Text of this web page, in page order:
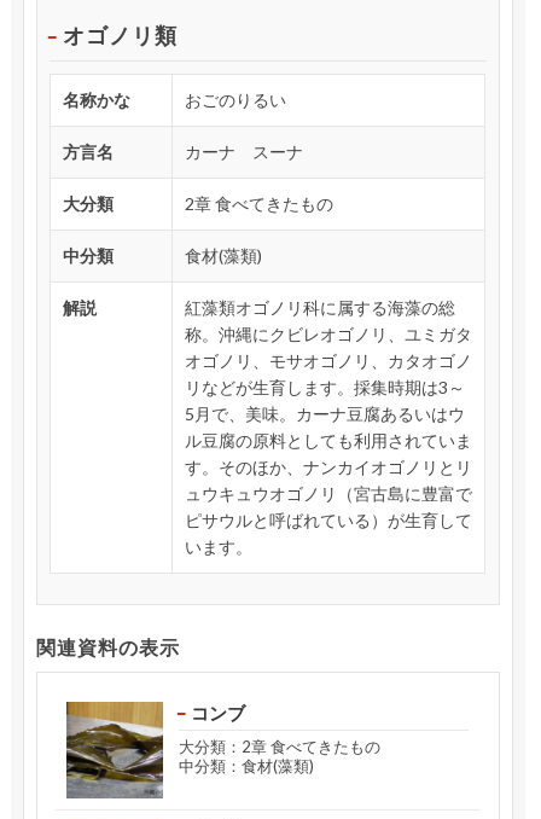
オゴノリ類
名称かな おごのりるい
方言名 カーナ スーナ
大分類 2章 食べてきたもの
中分類 食材(藻類)
解説
紅藻類オゴノリ科に属する海藻の総
称。沖縄にクビレオゴノリ、ユミガタ
オゴノリ、モサオゴノリ、カタオゴノ
リなどが生育します。採集時期は3～
5月で、美味。カーナ豆腐あるいはウ
ル豆腐の原料としても利用されていま
す。そのほか、ナンカイオゴノリとリ
ュウキュウオゴノリ（宮古島に豊富で
ピサウルと呼ばれている）が生育して
います。
関連資料の表示
コンブ
大分類：2章 食べてきたもの
中分類：食材(藻類)